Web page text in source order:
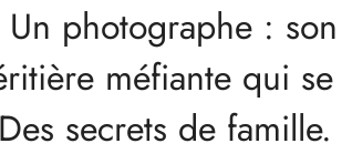
photographe : son
méfiante qui se
secrets de famille.